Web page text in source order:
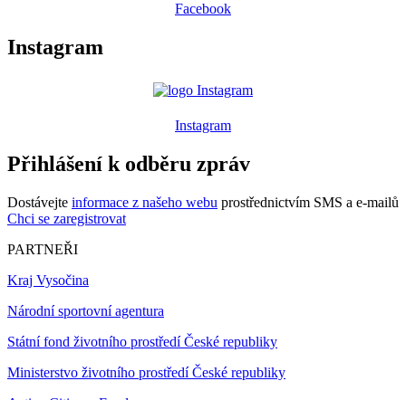
Facebook
Instagram
Instagram
Přihlášení k odběru zpráv
Dostávejte informace z našeho webu prostřednictvím SMS a e-mailů
Chci se zaregistrovat
PARTNEŘI
Kraj Vysočina
Národní sportovní agentura
Státní fond životního prostředí České republiky
Ministerstvo životního prostředí České republiky